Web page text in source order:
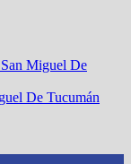
De Tucumán